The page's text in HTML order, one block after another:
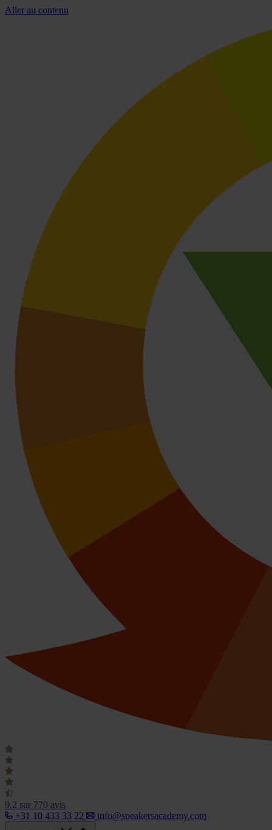
Aller au contenu
9.2 sur 770 avis
+31 10 433 33 22
info@speakersacademy.com